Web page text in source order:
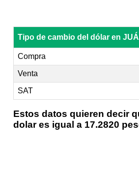
Tipo de cambio del dólar en
Compra
Venta
SAT
Estos datos quieren decir
dolar es igual a 17.2820